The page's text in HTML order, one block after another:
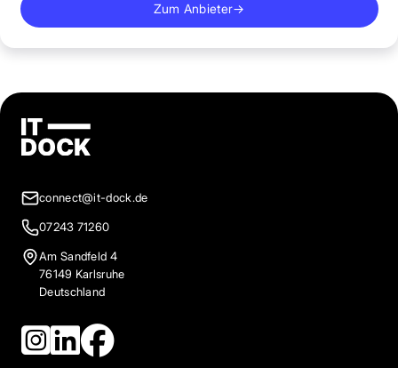
Zum Anbieter→
connect@it-dock.de
07243 71260
Am Sandfeld 4
76149 Karlsruhe
Deutschland